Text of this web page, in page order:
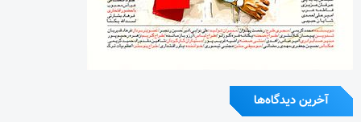
آخرین دیدگاه‌ها